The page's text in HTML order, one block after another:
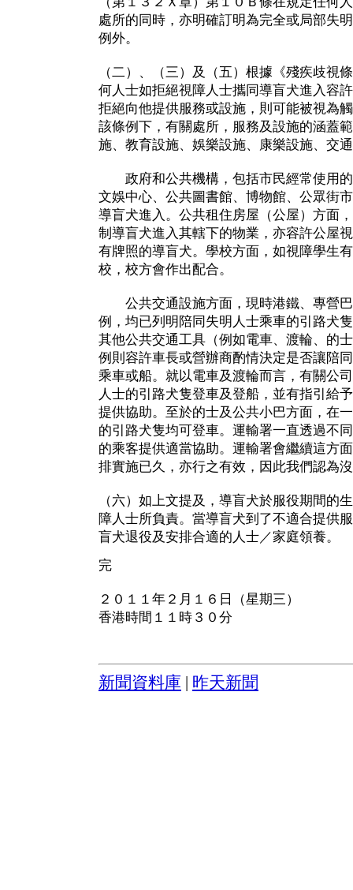
處所的同時，亦明確訂明為完全或局部失
例外。
（二）、（三）及（五）根據《殘疾歧視
何人士如拒絕視障人士攜同導盲犬進入容
拒絕向他提供服務或設施，則可能被視為
該條例下，有關處所，服務及設施的涵蓋
施、教育設施、娛樂設施、康樂設施、交
政府和公共機構，包括市民經常使用的
文娛中心、公共圖書館、博物館、公眾街
導盲犬進入。公共租住房屋（公屋）方面
制導盲犬進入其轄下的物業，亦容許公屋
有牌照的導盲犬。學校方面，如視障學生
校，校方會作出配合。
公共交通設施方面，現時港鐵、專營巴
例，均已列明陪同失明人士乘車的引路犬
其他公共交通工具（例如電車、渡輪、的
例則容許車長或營辦商酌情決定是否讓陪
乘車或船。就以電車及渡輪而言，有關公
人士的引路犬隻登車及登船，並有指引給
提供協助。至於的士及公共小巴方面，在
的引路犬隻均可登車。運輸署一直透過不
的乘客提供適當協助。運輸署會繼續這方
排實施已久，亦行之有效，因此我們認為
（六）如上文提及，導盲犬於服役期間的
障人士所負責。當導盲犬到了不適合提供
盲犬退役及安排合適的人士／家庭領養。
完
２０１１年２月１６日（星期三）
香港時間１１時３０分
新聞資料庫 昨天新聞